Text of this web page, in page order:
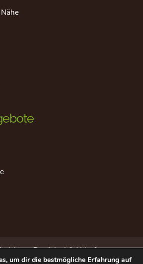
Der “ideale” Ablauf
Impressum
um dir die bestmögliche Erfahrung auf